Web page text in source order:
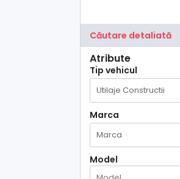
Căutare detaliată
Atribute
Tip vehicul
Marca
Model